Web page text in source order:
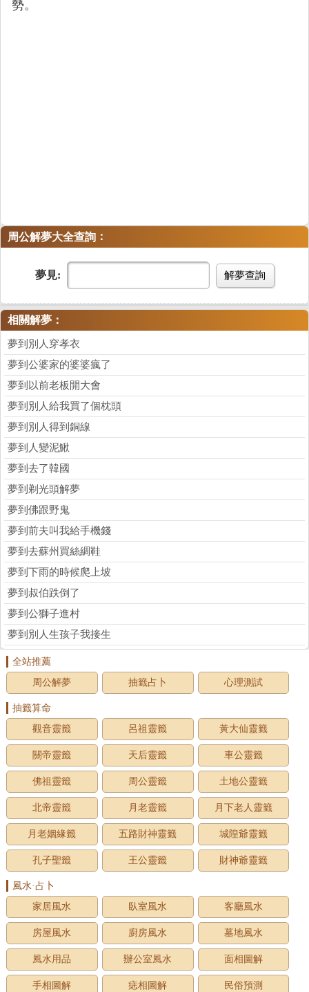
勢。
周公解夢大全查詢 ：
夢見: 解夢查詢
相關解夢：
夢到別人穿孝衣
夢到公婆家的婆婆瘋了
夢到以前老板開大會
夢到別人給我買了個枕頭
夢到別人得到銅線
夢到人變泥鰍
夢到去了韓國
夢到剃光頭解夢
夢到佛跟野鬼
夢到前夫叫我給手機錢
夢到去蘇州買絲綢鞋
夢到下雨的時候爬上坡
夢到叔伯跌倒了
夢到公獅子進村
夢到別人生孩子我接生
全站推薦
周公解夢
抽籤占卜 心理測試
抽籤算命
觀音靈籤
呂祖靈籤 黃大仙靈籤
關帝靈籤 天后靈籤 車公靈籤
佛祖靈籤 周公靈籤 土地公靈籤
北帝靈籤 月老靈籤 月下老人靈籤
月老姻緣籤 五路財神靈籤 城隍爺靈籤
孔子聖籤 王公靈籤 財神爺靈籤
風水·占卜
家居風水
臥室風水 客廳風水
房屋風水 廚房風水 墓地風水
風水用品 辦公室風水 面相圖解
手相圖解 痣相圖解 民俗預測